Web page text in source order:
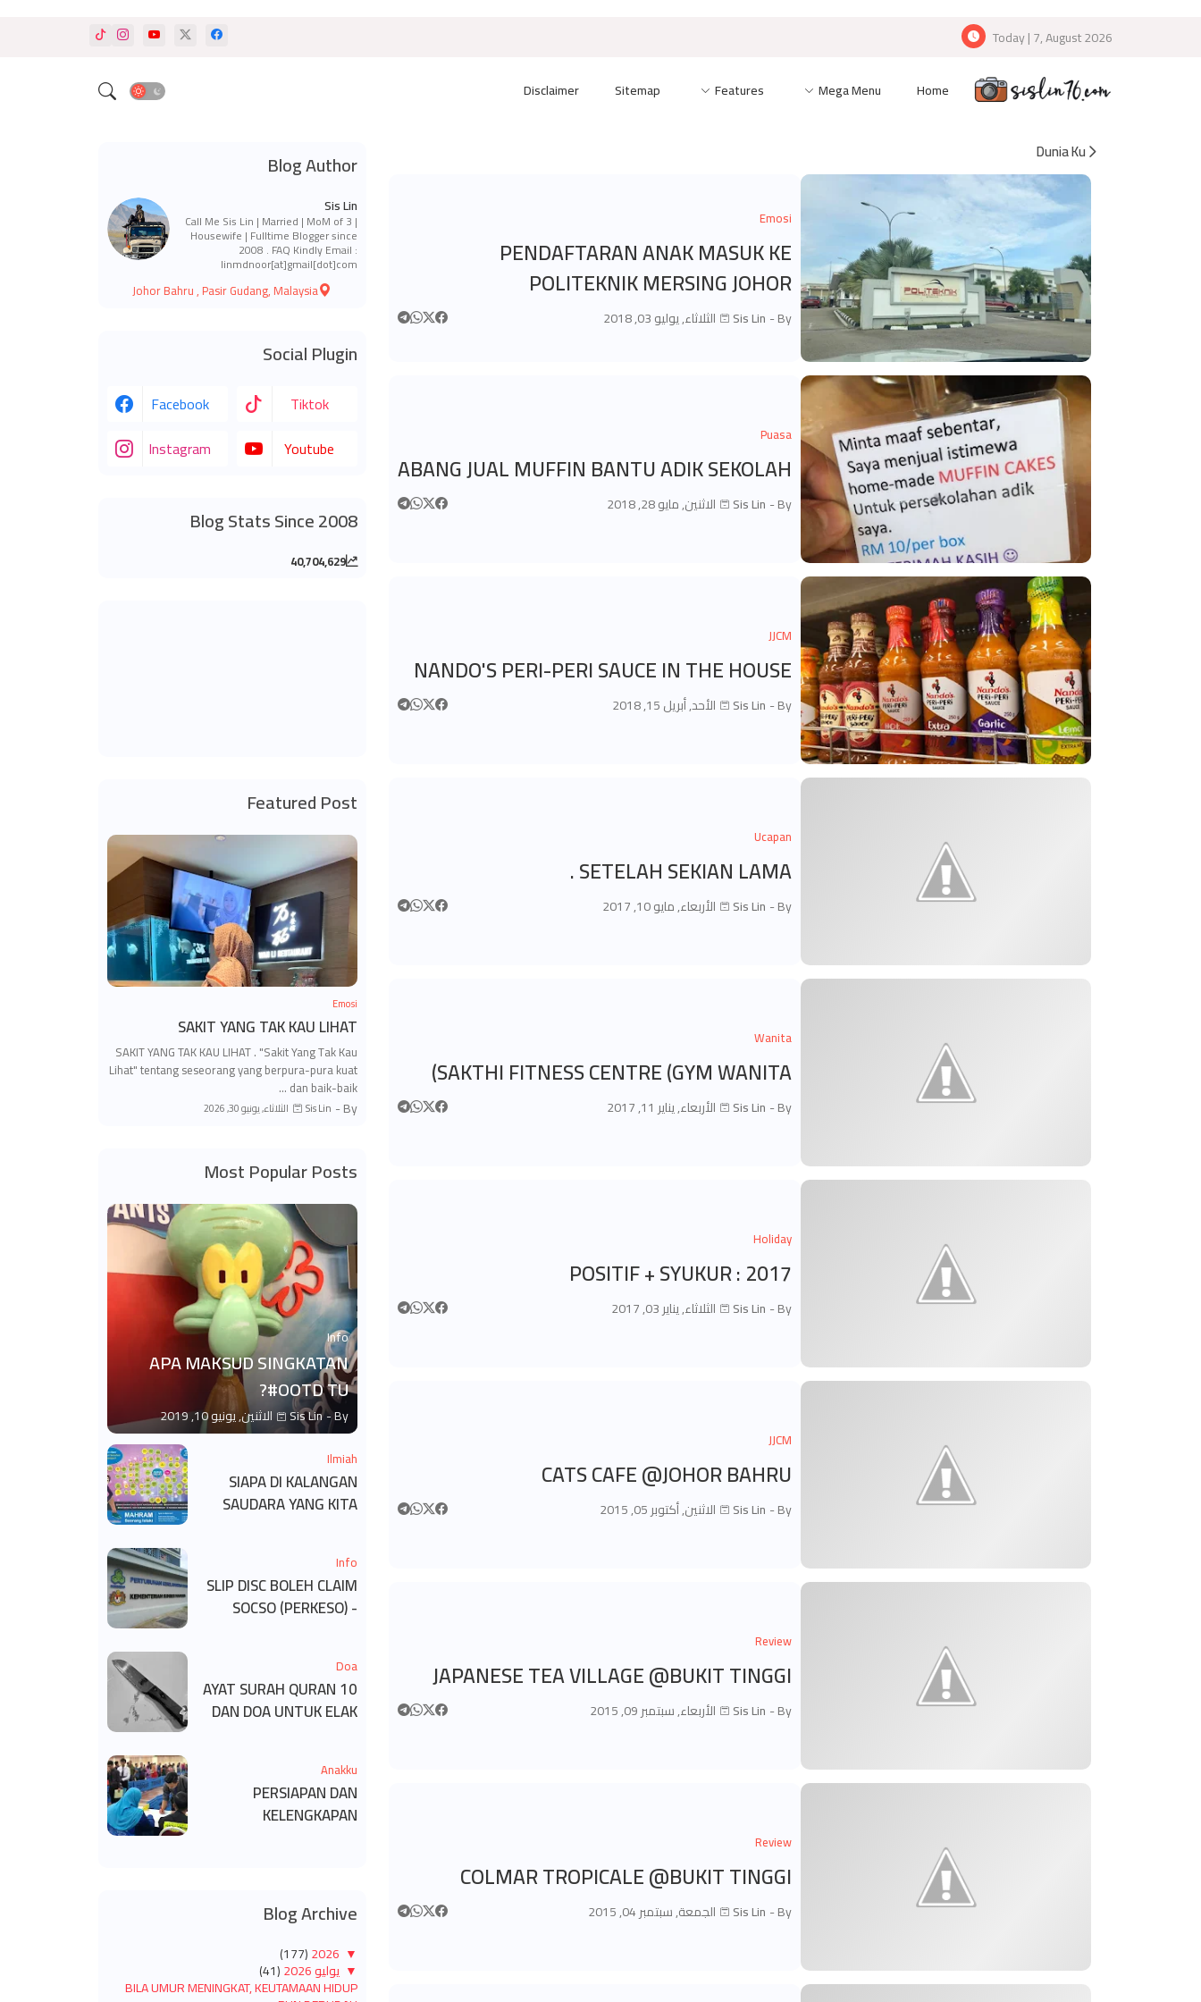
Today | 7, August 2026
Home
Mega Menu
Features
Sitemap
Disclaimer
Dunia Ku
Emosi
PENDAFTARAN ANAK MASUK KE
POLITEKNIK MERSING JOHOR
By -
Sis Lin الثلاثاء, يوليو 03, 2018
Puasa
ABANG JUAL MUFFIN BANTU ADIK SEKOLAH
By -
Sis Lin الاثنين, مايو 28, 2018
JJCM
NANDO'S PERI-PERI SAUCE IN THE HOUSE
By -
Sis Lin الأحد, أبريل 15, 2018
Ucapan
SETELAH SEKIAN LAMA .
By -
Sis Lin الأربعاء, مايو 10, 2017
Wanita
SAKTHI FITNESS CENTRE (GYM WANITA)
By -
Sis Lin الأربعاء, يناير 11, 2017
Holiday
2017 : POSITIF + SYUKUR
By -
Sis Lin الثلاثاء, يناير 03, 2017
JJCM
CATS CAFE @JOHOR BAHRU
By -
Sis Lin الاثنين, أكتوبر 05, 2015
Review
JAPANESE TEA VILLAGE @BUKIT TINGGI
By -
Sis Lin الأربعاء, سبتمبر 09, 2015
Review
COLMAR TROPICALE @BUKIT TINGGI
By -
Sis Lin الجمعة, سبتمبر 04, 2015
Blog Author
Sis Lin
Call Me Sis Lin | Married | MoM of 3 |
Housewife | Fulltime Blogger since
2008 . FAQ Kindly Email :
linmdnoor[at]gmail[dot]com
Johor Bahru , Pasir Gudang, Malaysia
Social Plugin
Facebook
Tiktok
Instagram
Youtube
Blog Stats Since 2008
40,704,629
Featured Post
Emosi
SAKIT YANG TAK KAU LIHAT
SAKIT YANG TAK KAU LIHAT . "Sakit Yang Tak Kau
Lihat" tentang seseorang yang berpura-pura kuat
dan baik-baik …
By -
Sis Lin الثلاثاء, يونيو 30, 2026
Most Popular Posts
Info
APA MAKSUD SINGKATAN
#OOTD TU?
By -
Sis Lin الاثنين, يونيو 10, 2019
Ilmiah
SIAPA DI KALANGAN
SAUDARA YANG KITA
Info
SLIP DISC BOLEH CLAIM
SOCSO (PERKESO) -
Doa
10 AYAT SURAH QURAN
DAN DOA UNTUK ELAK
Anakku
PERSIAPAN DAN
KELENGKAPAN
Blog Archive
▼
2026
(177)
▼يوليو 2026 (41)
BILA UMUR MENINGKAT, KEUTAMAAN HIDUP